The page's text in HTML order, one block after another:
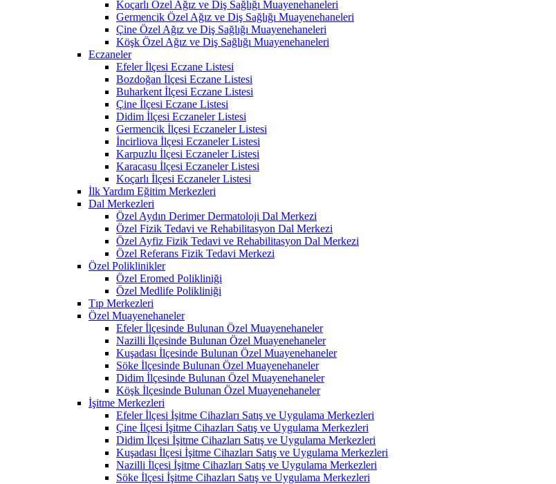
Koçarlı Özel Ağız ve Diş Sağlığı Muayenehaneleri
Germencik Özel Ağız ve Diş Sağlığı Muayenehaneleri
Çine Özel Ağız ve Diş Sağlığı Muayenehaneleri
Köşk Özel Ağız ve Diş Sağlığı Muayenehaneleri
Eczaneler
Efeler İlçesi Eczane Listesi
Bozdoğan İlçesi Eczane Listesi
Buharkent İlçesi Eczane Listesi
Çine İlçesi Eczane Listesi
Didim İlçesi Eczaneler Listesi
Germencik İlçesi Eczaneler Listesi
İncirliova İlçesi Eczaneler Listesi
Karpuzlu İlçesi Eczaneler Listesi
Karacasu İlçesi Eczaneler Listesi
Koçarlı İlçesi Eczaneler Listesi
İlk Yardım Eğitim Merkezleri
Dal Merkezleri
Özel Aydın Derimer Dermatoloji Dal Merkezi
Özel Fizik Tedavi ve Rehabilitasyon Dal Merkezi
Özel Ayfiz Fizik Tedavi ve Rehabilitasyon Dal Merkezi
Özel Referans Fizik Tedavi Merkezi
Özel Poliklinikler
Özel Eromed Polikliniği
Özel Medlife Polikliniği
Tıp Merkezleri
Özel Muayenehaneler
Efeler İlçesinde Bulunan Özel Muayenehaneler
Nazilli İlçesinde Bulunan Özel Muayenehaneler
Kuşadası İlçesinde Bulunan Özel Muayenehaneler
Söke İlçesinde Bulunan Özel Muayenehaneler
Didim İlçesinde Bulunan Özel Muayenehaneler
Köşk İlçesinde Bulunan Özel Muayenehaneler
İşitme Merkezleri
Efeler İlçesi İşitme Cihazları Satış ve Uygulama Merkezleri
Çine İlçesi İşitme Cihazları Satış ve Uygulama Merkezleri
Didim İlçesi İşitme Cihazları Satış ve Uygulama Merkezleri
Kuşadası İlçesi İşitme Cihazları Satış ve Uygulama Merkezleri
Nazilli İlçesi İşitme Cihazları Satış ve Uygulama Merkezleri
Söke İlçesi İşitme Cihazları Satış ve Uygulama Merkezleri